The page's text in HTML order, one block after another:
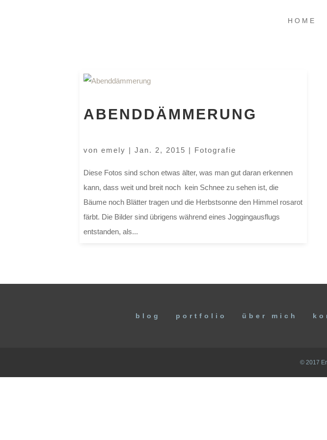
HOME
ABENDDÄMMERUNG
von emely | Jan. 2, 2015 | Fotografie
Diese Fotos sind schon etwas älter, was man gut daran erkennen
kann, dass weit und breit noch kein Schnee zu sehen ist, die
Bäume noch Blätter tragen und die Herbstsonne den Himmel rosarot
färbt. Die Bilder sind übrigens während eines Joggingausflugs
entstanden, als...
blog portfolio über mich
© 2017